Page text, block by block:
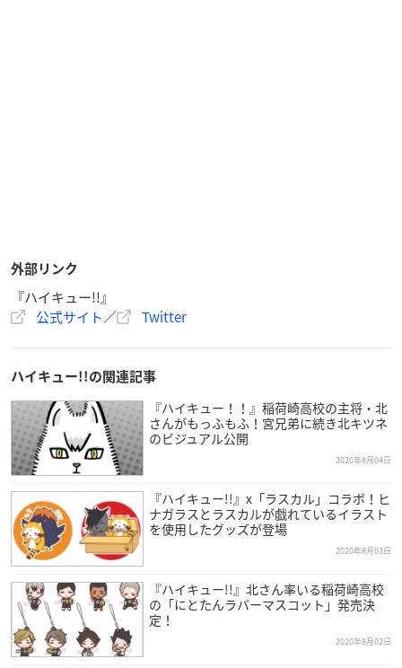
外部リンク
『ハイキュー!!』
公式サイト／ Twitter
ハイキュー!!の関連記事
『ハイキュー！！』稲荷崎高校の主将・北
さんがもっふもふ！宮兄弟に続き北キツネ
のビジュアル公開
2020年8月04日
『ハイキュー!!』x「ラスカル」コラボ！ヒ
ナガラスとラスカルが戯れているイラスト
を使用したグッズが登場
2020年8月03日
『ハイキュー!!』北さん率いる稲荷崎高校
の「にとたんラバーマスコット」発売決
定！
2020年8月02日